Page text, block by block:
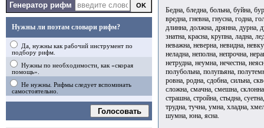
Генератор рифм
Нужны ли поэтам словари рифм?
Да, нужны как рабочий инструмент по
подбору рифм.
Нужны по необходимости, как «скорая
помощь».
Не нужны. Рифмы следует вспоминать
самостоятельно.
Голосовать
Бедна, бледна, больна, буйна,
вредна, гневна, гнусна, годна,
длинна, должна, дрянна, дурна,
знатна, красна, крупна, ладна,
неважна, неверна, невидна,
неладна, неполна, непрочна,
нетрудна, неумна, нечестна,
полубольна, полупьяна,
ровна, родна, сдобна, сильна,
сложна, смачна, смешна,
страшна, стройна, стыдна,
трудна, тучна, умна, хладна,
шумна, юна, ясна.